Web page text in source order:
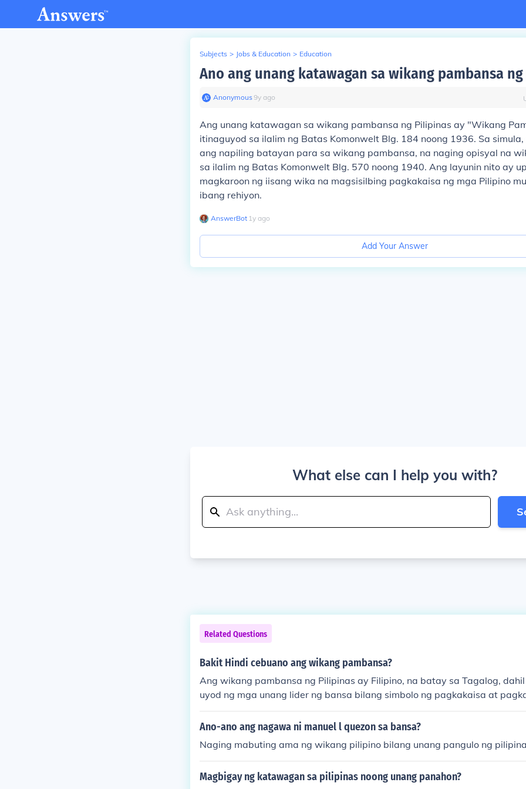
Subjects > Jobs & Education > Education
Ano ang unang katawagan sa wikang pambansa
Anonymous∙9y ago
Ang unang katawagan sa wikang pambansa ng Pilipinas ay "Wikang
itinaguyod sa ilalim ng Batas Komonwelt Blg. 184 noong 1936. Sa
ang napiling batayan para sa wikang pambansa, na naging opisyal na
sa ilalim ng Batas Komonwelt Blg. 570 noong 1940. Ang layunin nito ay
magkaroon ng iisang wika na magsisilbing pagkakaisa ng mga Pilipino
ibang rehiyon.
AnswerBot∙ 1y ago
Add Your Answer
What else can I help you with?
Related Questions
Bakit Hindi cebuano ang wikang pambansa?
Ang wikang pambansa ng Pilipinas ay Filipino, na batay sa Tagalog,
uyod ng mga unang lider ng bansa bilang simbolo ng pagkakaisa at
a kabila ng iba't ibang etnolingguwistiko. Ang Filipino ay kinilala sa ilalim
tusyon, at layunin nito na maging inklusibo sa mga wika ng iba't ibang
nsa dahil sa mas malawak na paggamit at pagkilala ng Tagalog sa
sa.
Ano-ano ang nagawa ni manuel l quezon sa bansa?
Naging mabuting ama ng wikang pilipino bilang unang pangulo ng
Magbigay ng katawagan sa pilipinas noong unang panahon?